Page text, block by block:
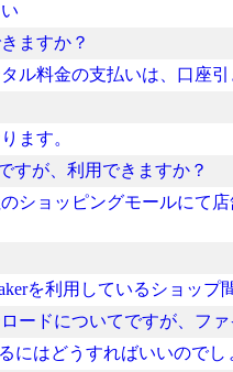
ますか？
ル料金の支払いは、口座
ます。
すが、利用できますか？
ショッピングモールにて
を利用しているショップ
ードについてですが、フ
にはどうすればいいのでし